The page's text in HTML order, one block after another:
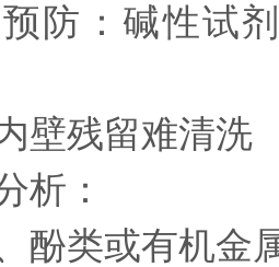
：碱性试剂
残留难清洗
：
类或有机金